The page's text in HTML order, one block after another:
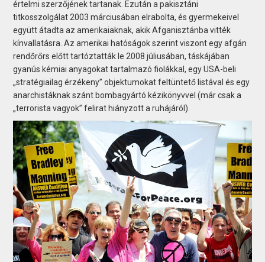
értelmi szerzőjének tartanak. Ezután a pakisztáni
titkosszolgálat 2003 márciusában elrabolta, és gyermekeivel
együtt átadta az amerikaiaknak, akik Afganisztánba vitték
kínvallatásra. Az amerikai hatóságok szerint viszont egy afgán
rendőrőrs előtt tartóztatták le 2008 júliusában, táskájában
gyanús kémiai anyagokat tartalmazó fiolákkal, egy USA-beli
„stratégiailag érzékeny” objektumokat feltüntető listával és egy
anarchistáknak szánt bombagyártó kézikönyvvel (már csak a
„terrorista vagyok” felirat hiányzott a ruhájáról).